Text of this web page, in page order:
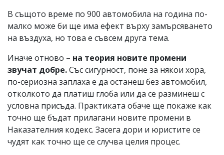
В същото време по 900 автомобила на година по-
малко може би ще има ефект върху замърсяването
на въздуха, но това е съвсем друга тема.
Иначе отново – на теория новите промени
звучат добре.Със сигурност, поне за някои хора,
по-сериозна заплаха е да останеш без автомобил,
отколкото да платиш глоба или да се разминеш с
условна присъда. Практиката обаче ще покаже как
точно ще бъдат прилагани новите промени в
Наказателния кодекс. Засега дори и юристите се
чудят как точно ще се случва целия процес.